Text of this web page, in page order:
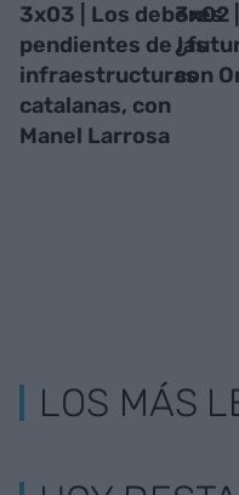
3x03 | Los deberes
pendientes de las
infraestructuras
catalanas, con
Manel Larrosa
3x02
con
LOS MÁS